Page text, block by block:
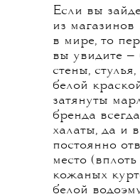
Если вы
из
в мире, то
вы увидите —
стены,
белой
затянуты
бренда
халаты, да и
постоянно
место
кожаных
белой